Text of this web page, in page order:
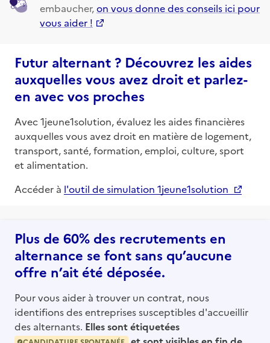
embaucher,on vous donne des conseils ici pour
vous aider !
Futur alternant ? Découvrez les aides
auxquelles vous avez droit et parlez-
en avec vos proches
Avec 1jeune1solution, évaluez les aides financières
auxquelles vous avez droit en matière de logement,
transport, santé, formation, emploi, culture, sport
et alimentation.
Accéder à l'outil de simulation 1jeune1solution
Plus de 60% des recrutements en
alternance se font sans qu’aucune
offre n’ait été déposée.
Pour vous aider à trouver un contrat, nous
identifions des entreprises susceptibles d'accueillir
des alternants. Elles sont étiquetées
et sont visibles en fin de